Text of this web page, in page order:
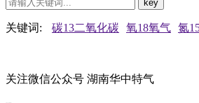
关键词: 碳13二氧化碳 氧18氧气 氮
关注微信公众号 湖南华中特气